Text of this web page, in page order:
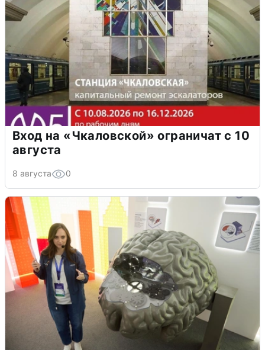
Вход на «Чкаловской» ограничат с 10
августа
8 августа 0